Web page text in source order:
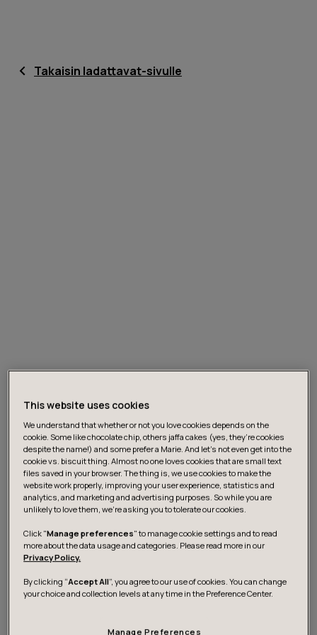
Takaisin ladattavat-sivulle
Lataa opas
Vapauta generatiivisen
tekoälyn täysi potentiaali
liiketoiminnassa
Uskomme vahvasti, että tekoäly tuo organisaatioille
entistä paremman mahdollisuuden parantaa
This website uses cookies
We understand that whether or not you love cookies depends on the
cookie. Some like chocolate chip, others jaffa cakes (yes, they’re cookies
despite the name!) and some prefer a Marie. And let's not even get into the
cookie vs. biscuit thing. Almost no one loves cookies that are small text
files saved in your browser. The thing is, we use cookies to make the
website work properly, improving your user experience, statistics and
analytics, and marketing and advertising purposes. So while you are
unlikely to love them, we’re asking you to tolerate our cookies.
Click "Manage preferences" to manage cookie settings and to read
more about the data usage and categories. Please read more in our
Privacy Policy.
By clicking “Accept All”, you agree to our use of cookies. You can change
your choice and collection levels at any time in the Preference Center.
Manage Preferences